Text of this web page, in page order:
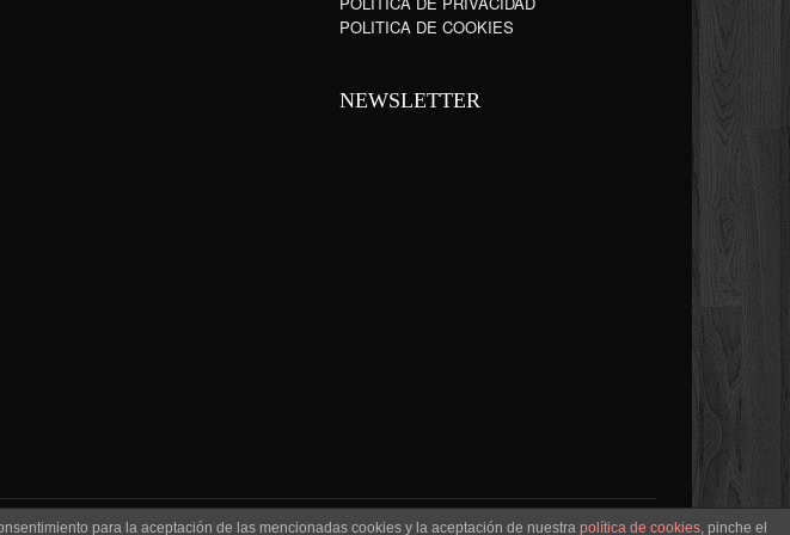
POLITICA DE COOKIES
NEWSLETTER
para la aceptación de las mencionadas cookies y la aceptación de nuestra política de cookies, pinche el